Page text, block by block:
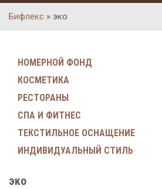
Бифлекс » эко
НОМЕРНОЙ ФОНД
КОСМЕТИКА
РЕСТОРАНЫ
СПА И ФИТНЕС
ТЕКСТИЛЬНОЕ ОСНАЩЕНИЕ
ИНДИВИДУАЛЬНЫЙ СТИЛЬ
эко